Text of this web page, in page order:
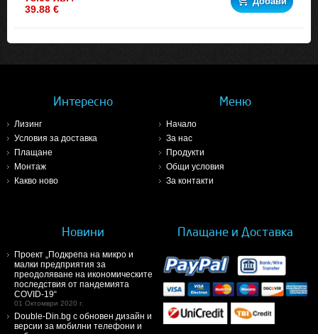
39.88 €
Интересно
Лизинг
Условия за доставка
Плащане
Монтаж
Какво ново
Меню
Начало
За нас
Продукти
Общи условия
За контакти
Новини
Проект „Подкрепа на микро и
малки предприятия за
преодоляване на икономическите
последствия от пандемията
COVID-19“
01 Октомври 2020 г.
Double-Din.bg с обновен дизайн и
версии за мобилни телефони и
Плащане и Доставка